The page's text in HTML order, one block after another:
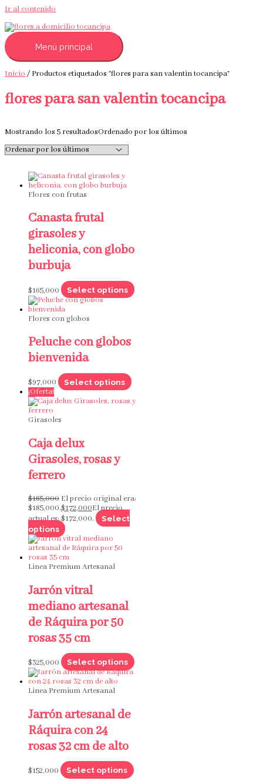
Ir al contenido
Menú principal
Inicio/ Productos etiquetados “flores para san valentin tocancipa”
flores para san valentin tocancipa
Mostrando los 5 resultadosOrdenado por los últimos
Flores con frutas
Canasta frutal
girasoles y
heliconia, con globo
burbuja
$165,000 Select options
Flores con globos
Peluche con globos
bienvenida
$97,000
Select options
¡Oferta!
Girasoles
Caja delux
Girasoles, rosas y
ferrero
$185,000 El precio original era:
$185,000.$172,000El precio
actual es: $172,000.
Select
options
Linea Premium Artesanal
Jarrón vitral
mediano artesanal
de Ráquira por 50
rosas 35 cm
$325,000 Select options
Linea Premium Artesanal
Jarrón artesanal de
Ráquira con 24
rosas 32 cm de alto
$152,000 Select options